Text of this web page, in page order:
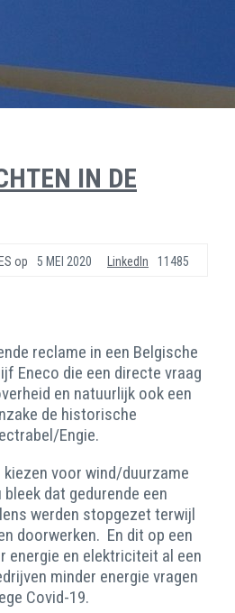
IN DE
op 5 MEI 2020 11485
LinkedIn
reclame in een Belgische
Eneco die een directe vraag
en natuurlijk ook een
de historische
Engie.
voor wind/duurzame
dat gedurende een
werden stopgezet terwijl
doorwerken. En dit op een
energie en elektriciteit al een
minder energie vragen
Covid-19.